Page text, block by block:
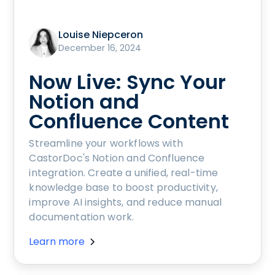
Louise Niepceron
December 16, 2024
Now Live: Sync Your
Notion and
Confluence Content
Streamline your workflows with
CastorDoc's Notion and Confluence
integration. Create a unified, real-time
knowledge base to boost productivity,
improve AI insights, and reduce manual
documentation work.
Learn more